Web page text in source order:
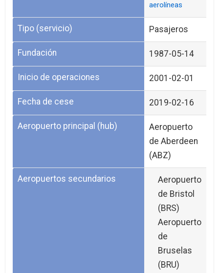
aerolíneas
Tipo (servicio) Pasajeros
Fundación 1987-05-14
Inicio de operaciones 2001-02-01
Fecha de cese 2019-02-16
Aeropuerto principal (hub)
Aeropuerto
de Aberdeen
(ABZ)
Aeropuertos secundarios
Aeropuerto
de Bristol
(BRS)
Aeropuerto
de
Bruselas
(BRU)